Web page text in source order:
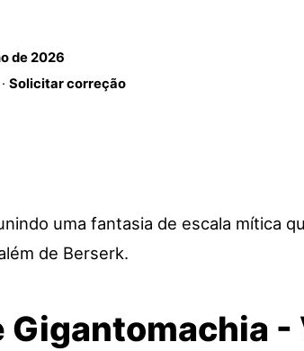
de 2026
Solicitar correção
uma fantasia de escala mítica
de Berserk.
-